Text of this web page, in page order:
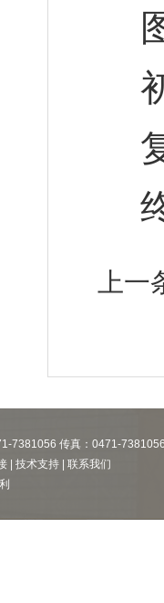
上一
7381056 传真：0471-
| 技术支持 | 联系我们